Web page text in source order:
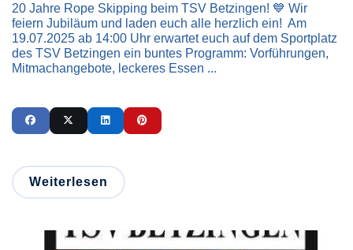
20 Jahre Rope Skipping beim TSV Betzingen! 💙 Wir
feiern Jubiläum und laden euch alle herzlich ein! Am
19.07.2025 ab 14:00 Uhr erwartet euch auf dem Sportplatz
des TSV Betzingen ein buntes Programm: Vorführungen,
Mitmachangebote, leckeres Essen ...
Weiterlesen